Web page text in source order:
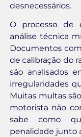
desnecessários.
O processo de
análise técnica
Documentos
de calibração do
são analisados
irregularidades
Muitas multas
motorista não
sabe como
penalidade junto